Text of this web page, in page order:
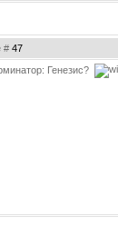
# 47
Генезис?